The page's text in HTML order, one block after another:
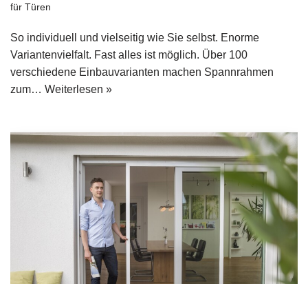
für Türen
So individuell und vielseitig wie Sie selbst. Enorme
Variantenvielfalt. Fast alles ist möglich. Über 100
verschiedene Einbauvarianten machen Spannrahmen
zum… Weiterlesen »